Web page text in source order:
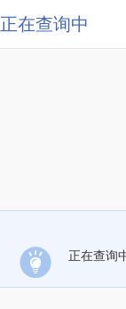
正在查询中
正在查询